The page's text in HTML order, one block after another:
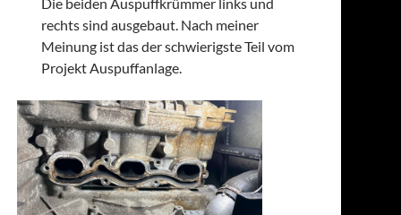
rechts sind ausgebaut. Nach meiner
Meinung ist das der schwierigste Teil vom
Projekt Auspuffanlage.